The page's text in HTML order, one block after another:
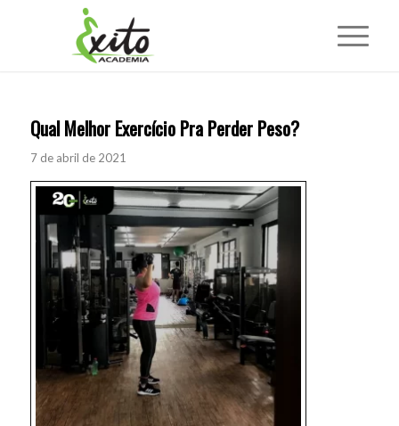
Qual Melhor Exercício Pra Perder Peso?
7 de abril de 2021